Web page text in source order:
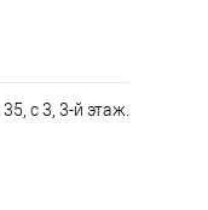
с 3, 3-й этаж.